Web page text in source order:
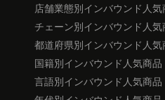
店舗業態別インバウンド人
チェーン別インバウンド人
都道府県別インバウンド人
国籍別インバウンド人気商
言語別インバウンド人気商